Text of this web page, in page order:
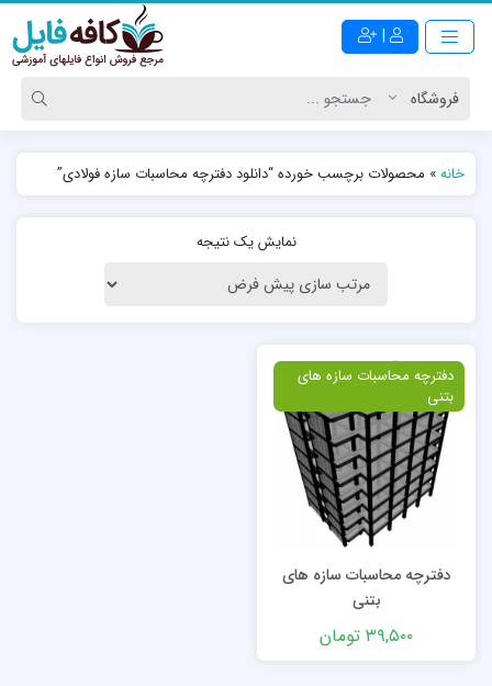
|
خانه» محصولات برچسب خورده “دانلود دفترچه محاسبات سازه فولادی”
نمایش یک نتیجه
ویژه
دفترچه محاسبات سازه های
بتنی
دفترچه محاسبات سازه های
بتنی
۳۹,۵۰۰ تومان